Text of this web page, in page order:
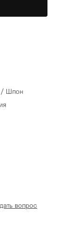
/ Шпон
вопрос